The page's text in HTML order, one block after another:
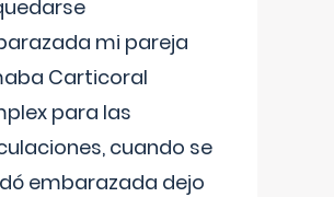
mi pareja
Carticoral
para las
cuando se
embarazada dejo